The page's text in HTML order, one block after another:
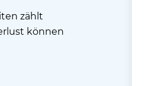
zählt
können